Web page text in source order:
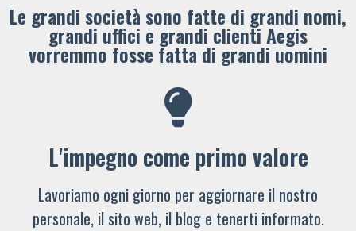
Le grandi società sono fatte di grandi nomi,
grandi uffici e grandi clienti ​Aegis
vorremmo fosse fatta di grandi uomini
L'impegno come primo valore
Lavoriamo ogni giorno per aggiornare il nostro
personale, il sito web, il blog e tenerti informato.